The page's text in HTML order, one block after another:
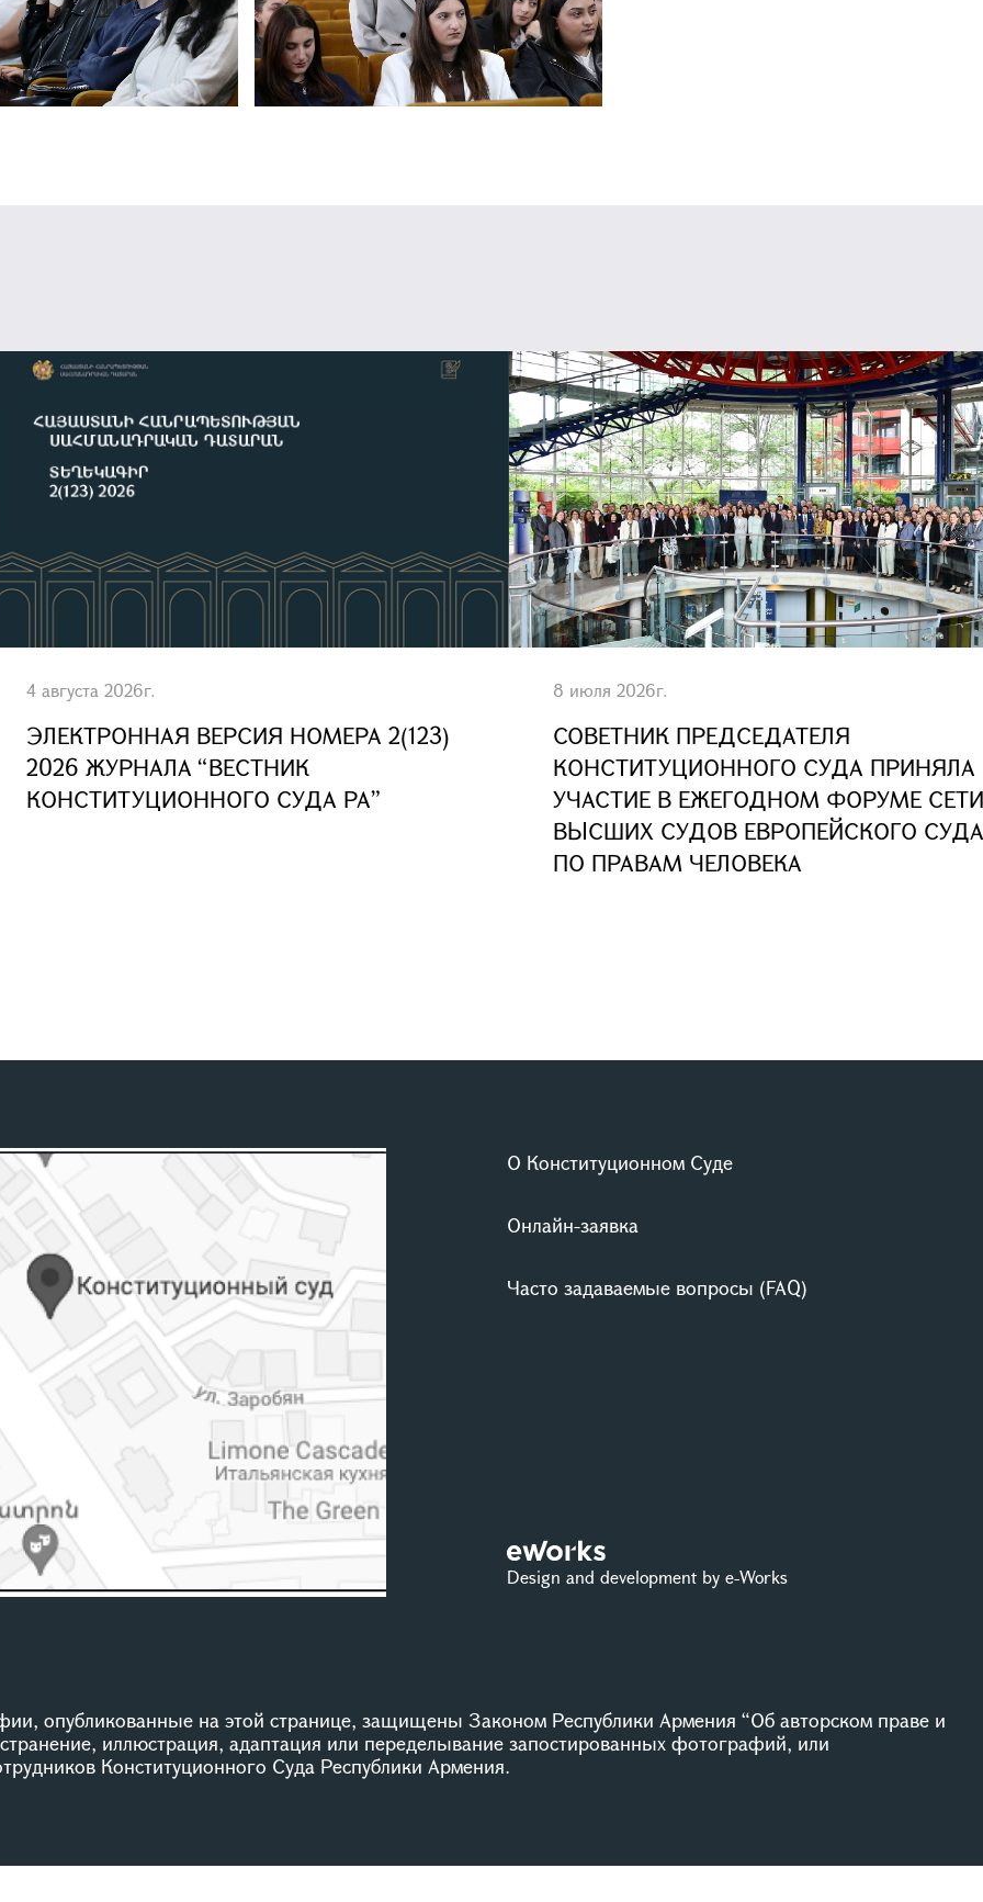
4 августа 2026г.
ЭЛЕКТРОННАЯ ВЕРСИЯ НОМЕРА 2(123)
2026 ЖУРНАЛА “ВЕСТНИК
КОНСТИТУЦИОННОГО СУДА РА”
8 июля 2026г.
СОВЕТНИК ПРЕДСЕДАТЕЛЯ
КОНСТИТУЦИОННОГО СУДА ПРИНЯЛА
УЧАСТИЕ В ЕЖЕГОДНОМ ФОРУМЕ СЕТИ
ВЫСШИХ СУДОВ ЕВРОПЕЙСКОГО СУДА
ПО ПРАВАМ ЧЕЛОВЕКА
О Конституционном Суде
Онлайн-заявка
Часто задаваемые вопросы (FAQ)
Design and development by e-Works
опубликованные на этой странице, защищены Законом Республики Армения “Об авторском праве и
иллюстрация, адаптация или переделывание запостированных фотографий, или
Конституционного Суда Республики Армения.